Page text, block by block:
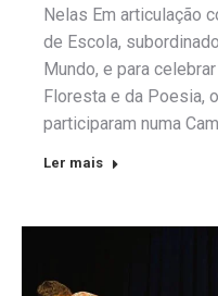
Nelas Em articulação
de Escola,
Mundo, e para
Floresta e da Poesia,
participaram numa
Ler mais